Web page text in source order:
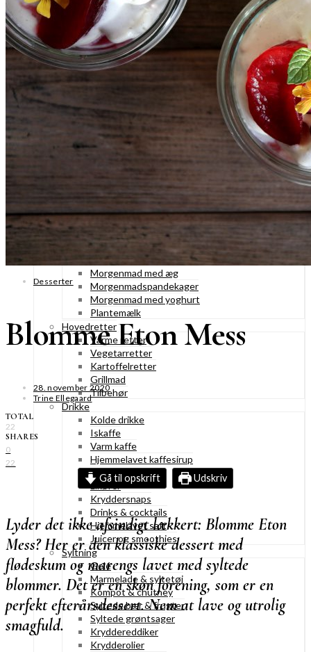
OPSKRIFTER
Bagværk
Gærbrød
Boller
Madbrød
Rugbrød
Kiks & knækbrød
Æblekager
Skærekager
Søde tærter
Gærkager & sammenlagte kager
Konditorkager
Marengskager
Småkager & cookies
Vafler & pandekager
Fastelavnsboller
Morgenmad
Granola & müesli
Morgenmad med æg
Morgenmadspandekager
Morgenmad med yoghurt
Plantemælk
Hovedretter
Varme retter
Vegetarretter
Kartoffelretter
Grillmad
Tilbehør
Drikke
Kolde drikke
Iskaffe
Varm kaffe
Hjemmelavet kaffesirup
Varme drikke
Likører
Kryddersnaps
Drinks & cocktails
Hjemmelavet saft
Juicer og smoothies
Syltning
Gelé
Marmelade & syltetøj
Kompot & chutney
Syltede bær & frugter
Syltede grøntsager
Kryddereddiker
Krydderolier
Desserter
Blomme Eton Mess
28. november 2020
Trine Ellegaard
TOTAL
22
SHARES
0
22
Gå til opskrift Udskriv
Lyder det ikke afsindigt lækkert: Blomme Eton
Mess? Her er den klassiske dessert med
flødeskum og marengs lavet med syltede
blommer. Det er en skøn forening, som er en
perfekt efterårsdessert. Nem at lave og utrolig
smagfuld.